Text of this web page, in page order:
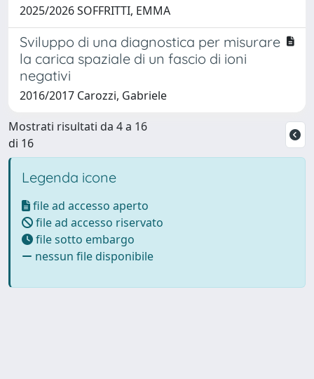
2025/2026 SOFFRITTI, EMMA
Sviluppo di una diagnostica per misurare
la carica spaziale di un fascio di ioni
negativi
2016/2017 Carozzi, Gabriele
Mostrati risultati da 4 a 16
di 16
Legenda icone
file ad accesso aperto
file ad accesso riservato
file sotto embargo
nessun file disponibile